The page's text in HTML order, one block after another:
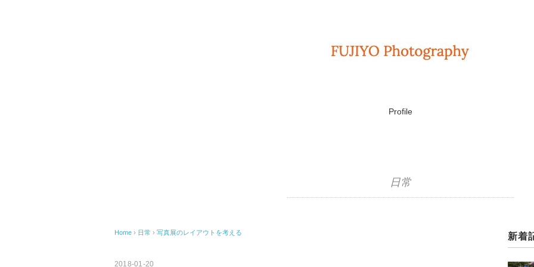
Profile
日常
Home › 日常 › 写真展のレイアウトを考える
2018-01-20
新着